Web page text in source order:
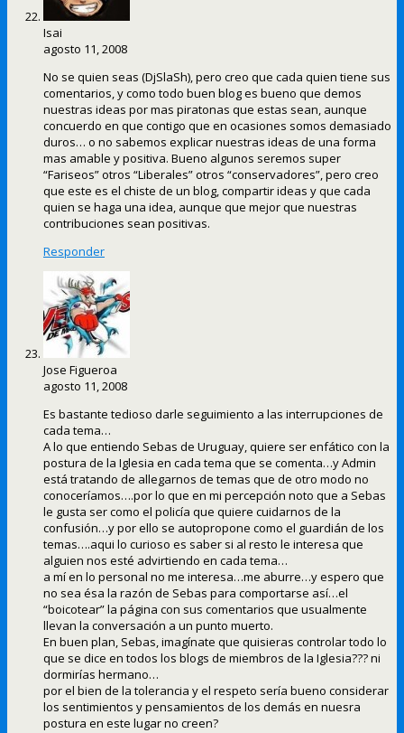
Isai
agosto 11, 2008
No se quien seas (DjSlaSh), pero creo que cada quien tiene sus
comentarios, y como todo buen blog es bueno que demos
nuestras ideas por mas piratonas que estas sean, aunque
concuerdo en que contigo que en ocasiones somos demasiado
duros… o no sabemos explicar nuestras ideas de una forma
mas amable y positiva. Bueno algunos seremos super
“Fariseos” otros “Liberales” otros “conservadores”, pero creo
que este es el chiste de un blog, compartir ideas y que cada
quien se haga una idea, aunque que mejor que nuestras
contribuciones sean positivas.
Responder
Jose Figueroa
agosto 11, 2008
Es bastante tedioso darle seguimiento a las interrupciones de
cada tema…
A lo que entiendo Sebas de Uruguay, quiere ser enfático con la
postura de la Iglesia en cada tema que se comenta…y Admin
está tratando de allegarnos de temas que de otro modo no
conoceríamos….por lo que en mi percepción noto que a Sebas
le gusta ser como el policía que quiere cuidarnos de la
confusión…y por ello se autopropone como el guardián de los
temas….aqui lo curioso es saber si al resto le interesa que
alguien nos esté advirtiendo en cada tema…
a mí en lo personal no me interesa…me aburre…y espero que
no sea ésa la razón de Sebas para comportarse así…el
“boicotear” la página con sus comentarios que usualmente
llevan la conversación a un punto muerto.
En buen plan, Sebas, imagínate que quisieras controlar todo lo
que se dice en todos los blogs de miembros de la Iglesia??? ni
dormirías hermano…
por el bien de la tolerancia y el respeto sería bueno considerar
los sentimientos y pensamientos de los demás en nuesra
postura en este lugar no creen?